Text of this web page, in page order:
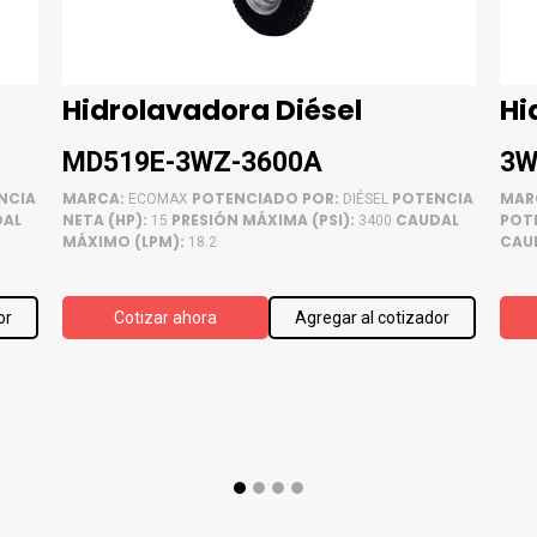
Hidrolavadora Diésel
MD519E-3WZ-3600A
MARCA: ECOMAX POTENCIADO POR: DIÉSEL POTENCIA
NETA (HP): 15 PRESIÓN MÁXIMA (PSI): 3400 CAUDAL
MÁXIMO (LPM): 18.2
Cotizar ahora Agregar al cotizador